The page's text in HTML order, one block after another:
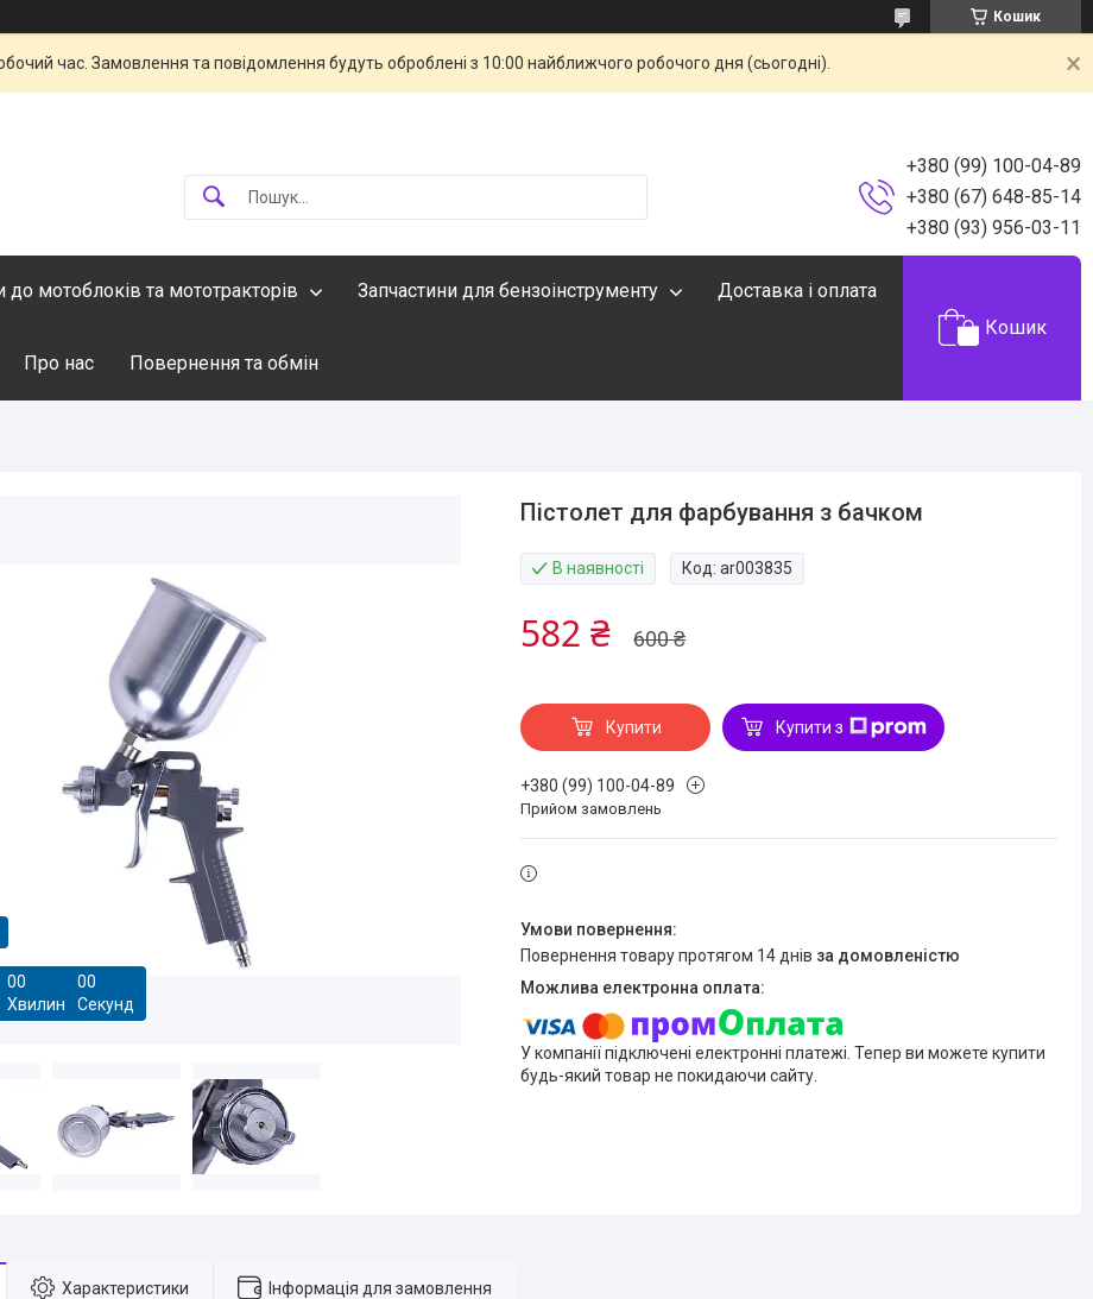
Кошик
час. Замовлення та повідомлення будуть оброблені з 10:00 найближчого робочого дня (сьогодні).
+380 (99) 100-04-89
+380 (67) 648-85-14
+380 (93) 956-03-11
до мотоблоків та мототракторів Запчастини для бензоінструменту Доставка і оплата
Про нас Повернення та обмін
Кошик
00
Хвилин
00
Секунд
Пістолет для фарбування з бачком
В наявності Код:ar003835
600 ₴
582 ₴
Купити Купити з
+380 (99) 100-04-89
Прийом замовлень
повернення товару протягом 14 днів за домовленістю
У компанії підключені електронні платежі. Тепер ви можете купити
будь-який товар не покидаючи сайту.
Характеристики Інформація для замовлення